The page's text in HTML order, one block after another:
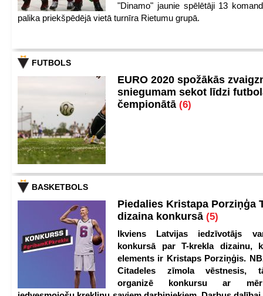
"Dinamo" jaunie spēlētāji 13
palika priekšpēdējā vietā turnīra Rietumu grupā.
FUTBOLS
EURO 2020 spožākās
sniegumam sekot līdzi
čempionātā (6)
BASKETBOLS
Piedalies Kristapa Porziņģa
dizaina konkursā (5)
Ikviens Latvijas iedzīvotājs
konkursā par T-krekla dizainu,
elements ir Kristaps Porziņģis.
Citadeles zīmola vēstnesis,
organizē konkursu ar